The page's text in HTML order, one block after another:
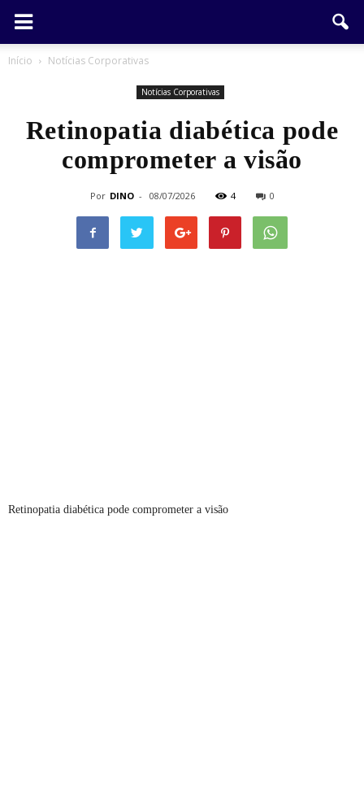
Início Notícias Corporativas
Notícias Corporativas
Retinopatia diabética pode
comprometer a visão
Por DINO - 08/07/2026 4 0
Retinopatia diabética pode comprometer a visão